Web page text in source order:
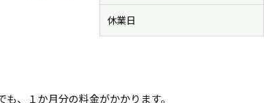
休業日
、１か月分の料金がかかります。